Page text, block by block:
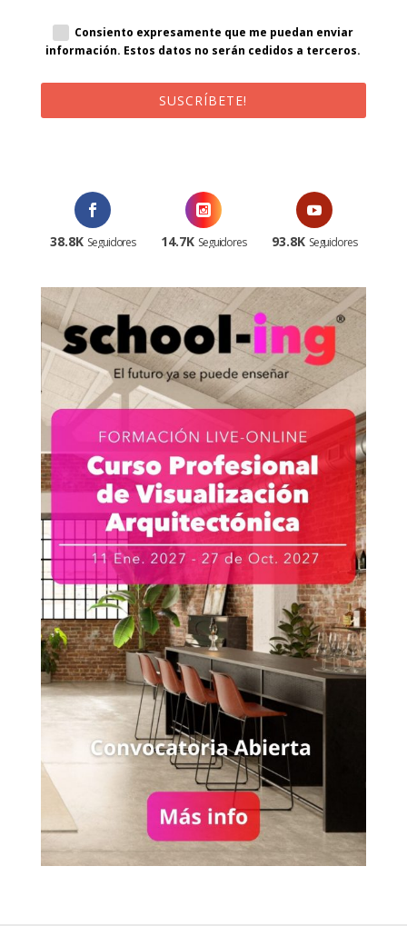
Consiento expresamente que me puedan enviar
información. Estos datos no serán cedidos a terceros.
SUSCRÍBETE!
38.8K Seguidores 14.7K Seguidores 93.8K Seguidores